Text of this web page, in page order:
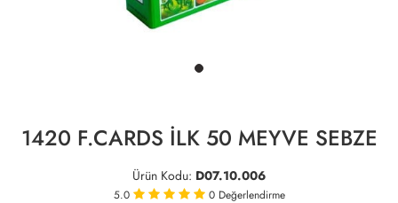
1420 F.CARDS İLK 50 MEYVE SEBZE
Ürün Kodu: D07.10.006
5.0 0 Değerlendirme